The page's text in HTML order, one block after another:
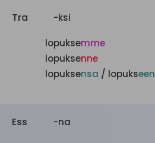
Tra -ksi
lopuksemme
lopuksenne
lopuksensa / lopukseen
Ess -na